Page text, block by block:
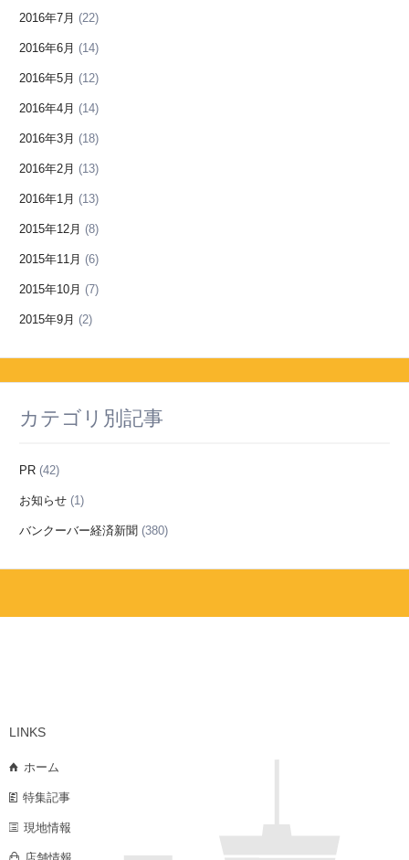
2016年7月 (22)
2016年6月 (14)
2016年5月 (12)
2016年4月 (14)
2016年3月 (18)
2016年2月 (13)
2016年1月 (13)
2015年12月 (8)
2015年11月 (6)
2015年10月 (7)
2015年9月 (2)
カテゴリ別記事
PR (42)
お知らせ (1)
バンクーバー経済新聞 (380)
LINKS
ホーム
特集記事
現地情報